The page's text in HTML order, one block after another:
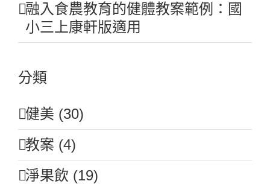
融入食農教育的健體教案範例：國
小三上康軒版適用
分類
健美 (30)
教案 (4)
淨果飲 (19)